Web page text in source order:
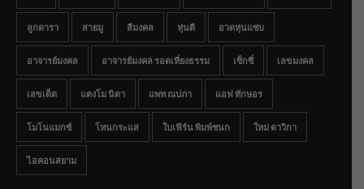
ลูกดารา สายมู สีมงคล หุ่นดี อวดหุ่นแซ่บ
อาจารย์มงคล อาจารย์มงคล รอดเที่ยงธรรม เซ็กซี่ เลขมงคล
เลขเด็ด แตงโม นิดา แพท ณปภา แอฟ ทักษอร
โมโนแมกซ์ โหนกระแส ใบเฟิร์น พิมพ์ชนก ใหม่ ดาวิกา
ไอคอนสยาม